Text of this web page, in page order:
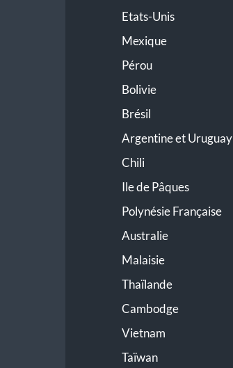
Etats-Unis
Mexique
Pérou
Bolivie
Brésil
Argentine et Uruguay
Chili
Ile de Pâques
Polynésie Française
Australie
Malaisie
Thaïlande
Cambodge
Vietnam
Taïwan